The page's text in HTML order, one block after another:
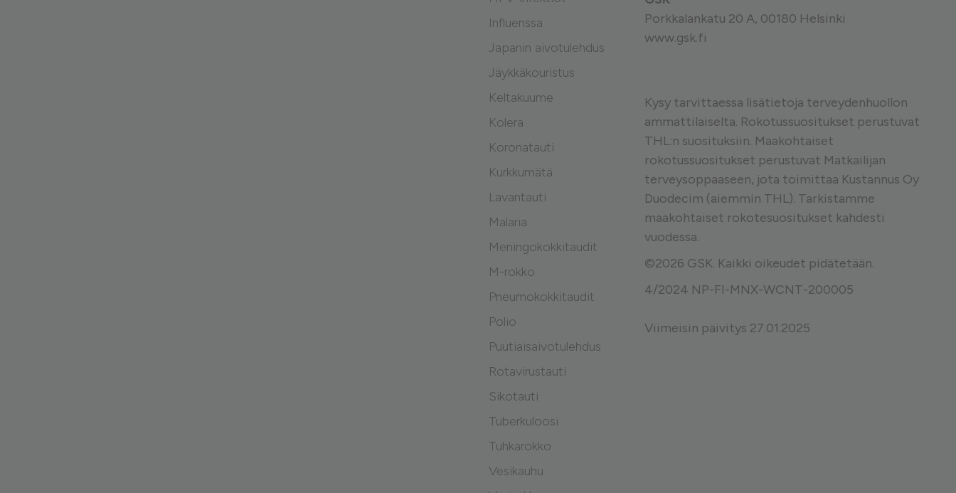
Influenssa
Japanin aivotulehdus
Jäykkäkouristus
Keltakuume
Kolera
Koronatauti
Kurkkumätä
Lavantauti
Malaria
Meningokokkitaudit
M-rokko
Pneumokokkitaudit
Polio
Puutiaisaivotulehdus
Rotavirustauti
Sikotauti
Tuberkuloosi
Tuhkarokko
Vesikauhu
Porkkalankatu 20 A, 00180 Helsinki
www.gsk.fi
Kysy tarvittaessa lisätietoja terveydenhuollon
ammattilaiselta. Rokotussuositukset perustuvat
THL:n suosituksiin. Maakohtaiset
rokotussuositukset perustuvat Matkailijan
terveysoppaaseen, jota toimittaa Kustannus Oy
Duodecim (aiemmin THL). Tarkistamme
maakohtaiset rokotesuositukset kahdesti
vuodessa.
©2026 GSK. Kaikki oikeudet pidätetään.
4/2024 NP-FI-MNX-WCNT-200005
Viimeisin päivitys 27.01.2025